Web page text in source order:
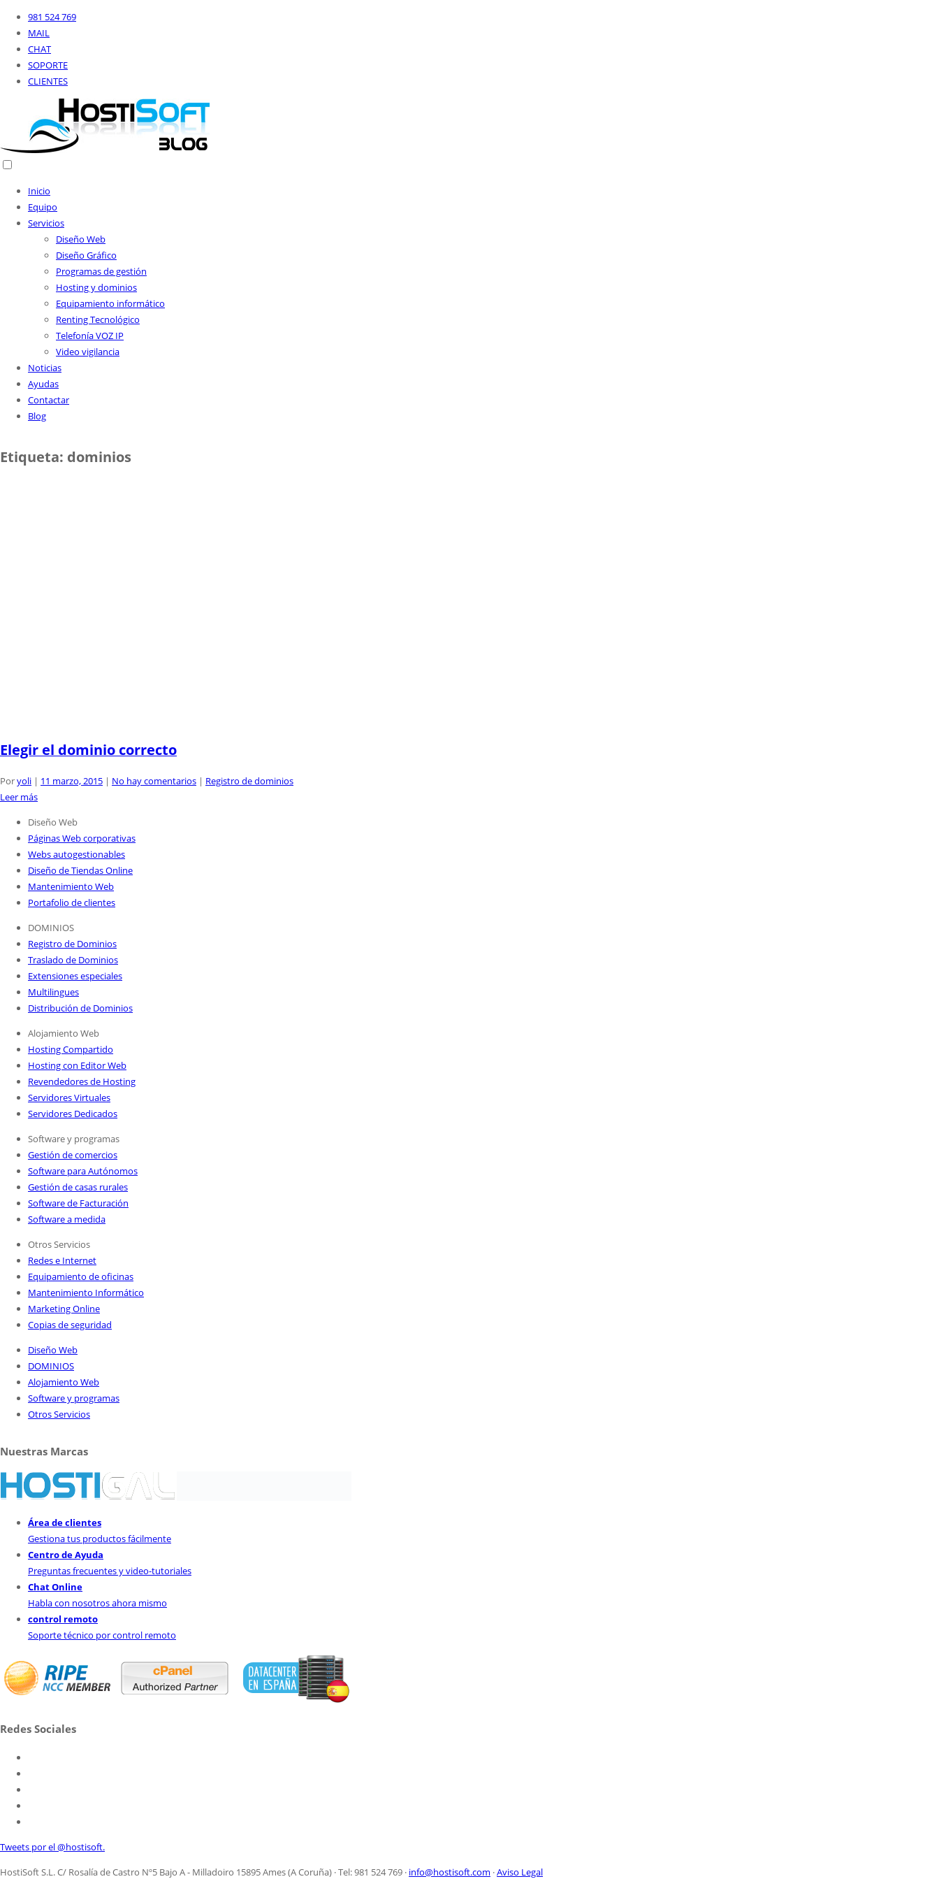
981 524 769
MAIL
CHAT
SOPORTE
CLIENTES
Inicio
Equipo
Servicios
Diseño Web
Diseño Gráfico
Programas de gestión
Hosting y dominios
Equipamiento informático
Renting Tecnológico
Telefonía VOZ IP
Video vigilancia
Noticias
Ayudas
Contactar
Blog
Etiqueta: dominios
Elegir el dominio correcto
Poryoli | 11 marzo, 2015 | No hay comentarios | Registro de dominios
Leer más
Diseño Web
Páginas Web corporativas
Webs autogestionables
Diseño de Tiendas Online
Mantenimiento Web
Portafolio de clientes
DOMINIOS
Registro de Dominios
Traslado de Dominios
Extensiones especiales
Multilingues
Distribución de Dominios
Alojamiento Web
Hosting Compartido
Hosting con Editor Web
Revendedores de Hosting
Servidores Virtuales
Servidores Dedicados
Software y programas
Gestión de comercios
Software para Autónomos
Gestión de casas rurales
Software de Facturación
Software a medida
Otros Servicios
Redes e Internet
Equipamiento de oficinas
Mantenimiento Informático
Marketing Online
Copias de seguridad
Diseño Web
DOMINIOS
Alojamiento Web
Software y programas
Otros Servicios
Nuestras Marcas
Área de clientes
Gestiona tus productos fácilmente
Centro de Ayuda
Preguntas frecuentes y video-tutoriales
Chat Online
Habla con nosotros ahora mismo
control remoto
Soporte técnico por control remoto
Redes Sociales
Tweets por el @hostisoft.
HostiSoft S.L. C/ Rosalía de Castro Nº5 Bajo A - Milladoiro 15895 Ames (A Coruña) · Tel: 981 524 769 · info@hostisoft.com ·Aviso Legal